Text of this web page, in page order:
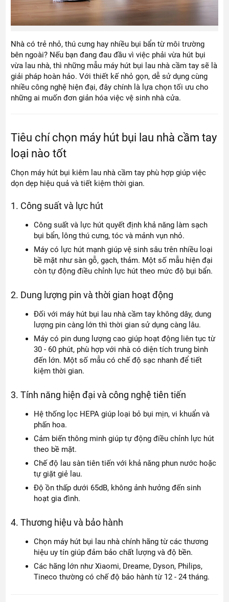
Nhà có trẻ nhỏ, thú cưng hay nhiều bụi bẩn từ môi trường
bên ngoài? Nếu bạn đang đau đầu vì việc phải vừa hút bụi
vừa lau nhà, thì những mẫu máy hút bụi lau nhà cầm tay sẽ là
giải pháp hoàn hảo. Với thiết kế nhỏ gọn, dễ sử dụng cùng
nhiều công nghệ hiện đại, đây chính là lựa chọn tối ưu cho
những ai muốn đơn giản hóa việc vệ sinh nhà cửa.
Tiêu chí chọn máy hút bụi lau nhà cầm tay
loại nào tốt
Chọn máy hút bụi kiêm lau nhà cầm tay phù hợp giúp việc
dọn dẹp hiệu quả và tiết kiệm thời gian.
1. Công suất và lực hút
Công suất và lực hút quyết định khả năng làm sạch
bụi bẩn, lông thú cưng, tóc và mảnh vụn nhỏ.
Máy có lực hút mạnh giúp vệ sinh sâu trên nhiều loại
bề mặt như sàn gỗ, gạch, thảm. Một số mẫu hiện đại
còn tự động điều chỉnh lực hút theo mức độ bụi bẩn.
2. Dung lượng pin và thời gian hoạt động
Đối với máy hút bụi lau nhà cầm tay không dây, dung
lượng pin càng lớn thì thời gian sử dụng càng lâu.
Máy có pin dung lượng cao giúp hoạt động liên tục từ
30 - 60 phút, phù hợp với nhà có diện tích trung bình
đến lớn. Một số mẫu có chế độ sạc nhanh để tiết
kiệm thời gian.
3. Tính năng hiện đại và công nghệ tiên tiến
Hệ thống lọc HEPA giúp loại bỏ bụi mịn, vi khuẩn và
phấn hoa.
Cảm biến thông minh giúp tự động điều chỉnh lực hút
theo bề mặt.
Chế độ lau sàn tiên tiến với khả năng phun nước hoặc
tự giặt giẻ lau.
Độ ồn thấp dưới 65dB, không ảnh hưởng đến sinh
hoạt gia đình.
4. Thương hiệu và bảo hành
Chọn máy hút bụi lau nhà chính hãng từ các thương
hiệu uy tín giúp đảm bảo chất lượng và độ bền.
Các hãng lớn như Xiaomi, Dreame, Dyson, Philips,
Tineco thường có chế độ bảo hành từ 12 - 24 tháng.